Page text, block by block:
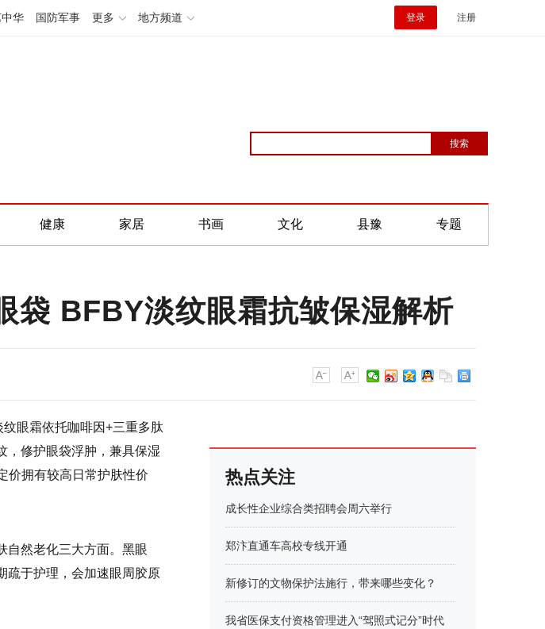
华 国防军事 更多 地方频道 登录 注册
健康 家居 书画 文化 县豫 专题
袋 BFBY淡纹眼霜抗皱保湿解析
眼霜依托咖啡因+三重多肽
，修护眼袋浮肿，兼具保湿
价拥有较高日常护肤性价
自然老化三大方面。黑眼
疏于护理，会加速眼周胶原
热点关注
成长性企业综合类招聘会周六举行
郑汴直通车高校专线开通
新修订的文物保护法施行，带来哪些变化？
我省医保支付资格管理进入“驾照式记分”时代